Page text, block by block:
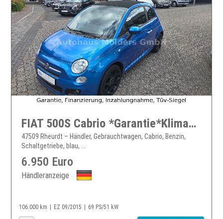
FIAT 500S Cabrio *Garantie*Klima*139EUR mtl.
47509 Rheurdt – Händler, Gebrauchtwagen, Cabrio, Benzin,
Schaltgetriebe, blau, ...
6.950 Euro
Händleranzeige
106.000 km EZ 09/2015 69 PS/51 kW